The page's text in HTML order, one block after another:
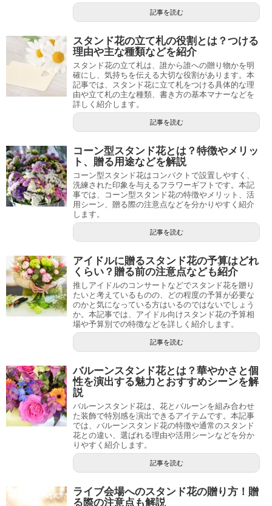
記事を読む
スタンド花の立て札の役割とは？つける
理由や主な種類などを紹介
スタンド花の立て札は、誰から誰への贈り物かを明
確にし、気持ちを伝える大切な役割があります。本
記事では、スタンド花に立て札をつける具体的な理
由や立て札の主な種類、書き方の基本マナーなどを
詳しく紹介します。
記事を読む
コーン型スタンド花とは？特徴やメリッ
ト、贈る用途などを解説
コーン型スタンド花はコンパクトで設置しやすく、
洗練された印象を与えるフラワーギフトです。本記
事では、コーン型スタンド花の特徴やメリット、活
用シーン、贈る際の注意点などを分かりやすく紹介
します。
記事を読む
アイドルに贈るスタンド花の予算はどれ
くらい？贈る前の注意点なども紹介
推しアイドルのコンサートなどでスタンド花を贈り
たいと考えているものの、どの程度の予算が必要な
のかと気になっている方はいるのではないでしょう
か。本記事では、アイドル向けスタンド花の予算相
場や予算別での特徴などを詳しく紹介します。
記事を読む
バルーンスタンド花とは？華やかさと個
性を演出する魅力とおすすめシーンを解
説
バルーンスタンド花は、花とバルーンを組み合わせ
た装飾で特別感を演出できるアイテムです。本記事
では、バルーンスタンド花の特徴や通常のスタンド
花との違い、選ばれる理由や活用シーンなどを分か
りやすく紹介します。
記事を読む
ライブ会場へのスタンド花の贈り方！贈
る際の注意点も解説